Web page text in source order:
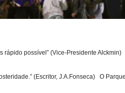
possível” (Vice-Presidente
(Escritor, J.A.Fonseca) O